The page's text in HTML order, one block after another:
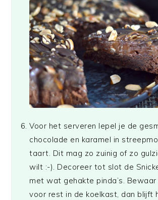
Voor het serveren lepel je de
chocolade en karamel in
taart. Dit mag zo zuinig of zo
wilt :-). Decoreer tot slot de
met wat gehakte pinda’s.
voor rest in de koelkast, dan blijft